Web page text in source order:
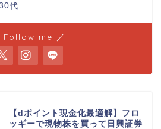
代
Follow me ／
【dポイント現金化最適解】フロ
ッギーで現物株を買って日興証券